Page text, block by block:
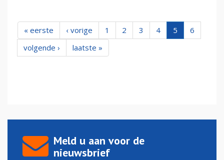
« eerste ‹ vorige 1 2 3 4 5
6
volgende ›
laatste »
Meld u aan voor de
nieuwsbrief